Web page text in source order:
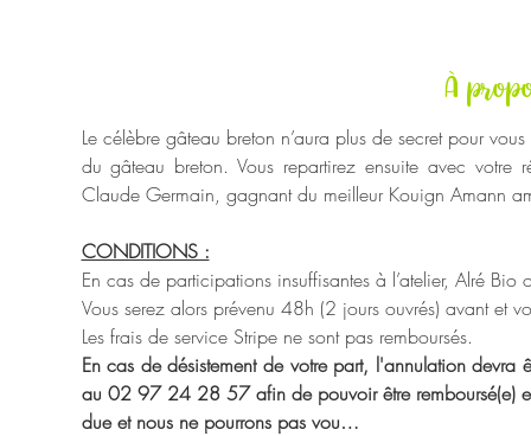
À
Le célèbre gâteau breton n’aura plus de secret pour
du gâteau breton. Vous repartirez ensuite avec votre
Claude Germain, gagnant du meilleur Kouign Amann
CONDITIONS :
En cas de participations insuffisantes à l’atelier, Alré
Vous serez alors prévenu 48h (2 jours ouvrés) avant et
Les frais de service Stripe ne sont pas remboursés.
En cas de désistement de votre part, l'annulation
au 02 97 24 28 57 afin de pouvoir être remboursé(e)
due et nous ne pourrons pas vou…